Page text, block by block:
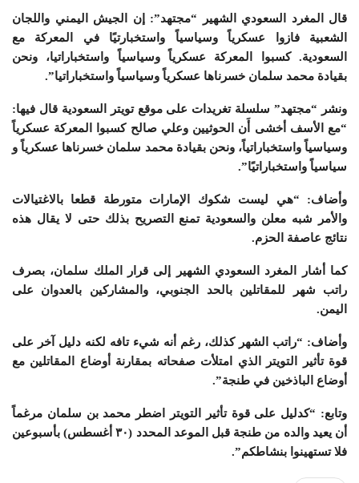
قال المغرد السعودي الشهير “مجتهد”: إن الجيش اليمني واللجان
الشعبية فازوا عسكرياً وسياسياً واستخبارتيًا في المعركة مع
السعودية. كسبوا المعركة عسكرياً وسياسياً واستخباراتيا، ونحن
بقيادة محمد سلمان خسرناها عسكرياً وسياسياً واستخباراتيا”.
ونشر “مجتهد” سلسلة تغريدات على موقع تويتر السعودية قال فيها:
“مع الأسف أخشى أَن الحوثيين وعلي صالح كسبوا المعركة عسكرياً
وسياسياً واستخباراتياً، ونحن بقيادة محمد سلمان خسرناها عسكرياً و
سياسياً واستخباراتيًا”.
وأضاف: “هي ليست شكوك الإمارات متورطة قطعا بالاغتيالات
والأمر شبه معلن والسعودية تمنع التصريح بذلك حتى لا يقال هذه
نتائج عاصفة الحزم.
كما أشار المغرد السعودي الشهير إلى قرار الملك سلمان، بصرف
راتب شهر للمقاتلين بالحد الجنوبي، والمشاركين بالعدوان على
اليمن.
وأضاف: “راتب الشهر كذلك، رغم أنه شيء تافه لكنه دليل آخر على
قوة تأثير التويتر الذي امتلأت صفحاته بمقارنة أوضاع المقاتلين مع
أوضاع الباذخين في طنجة”.
وتابع: “كدليل على قوة تأثير التويتر اضطر محمد بن سلمان مرغماً
أن يعيد والده من طنجة قبل الموعد المحدد (٣٠ أغسطس) بأسبوعين
فلا تستهينوا بنشاطكم”.